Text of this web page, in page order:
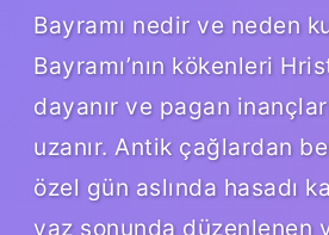
Bayramı nedir ve neden
Bayramı’nın kökenleri
dayanır ve pagan
uzanır. Antik çağlardan
özel gün aslında hasadı
yaz sonunda düzenlenen